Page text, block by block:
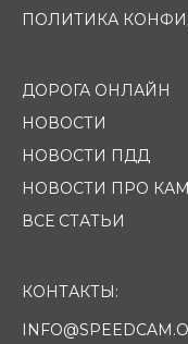
ПОЛИТИКА
ДОРОГА ОНЛАЙН
НОВОСТИ
НОВОСТИ ПДД
НОВОСТИ ПРО
ВСЕ СТАТЬИ
КОНТАКТЫ: